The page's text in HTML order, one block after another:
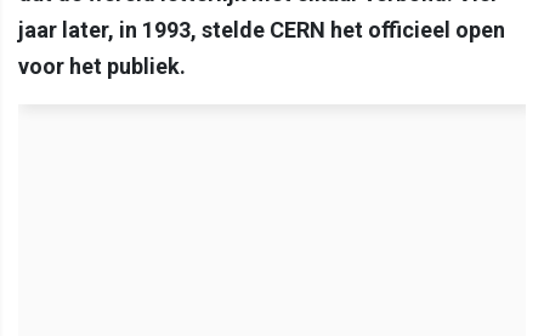
jaar later, in 1993, stelde CERN het officieel open
voor het publiek.